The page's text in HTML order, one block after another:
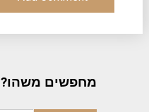
מחפשים משהו?